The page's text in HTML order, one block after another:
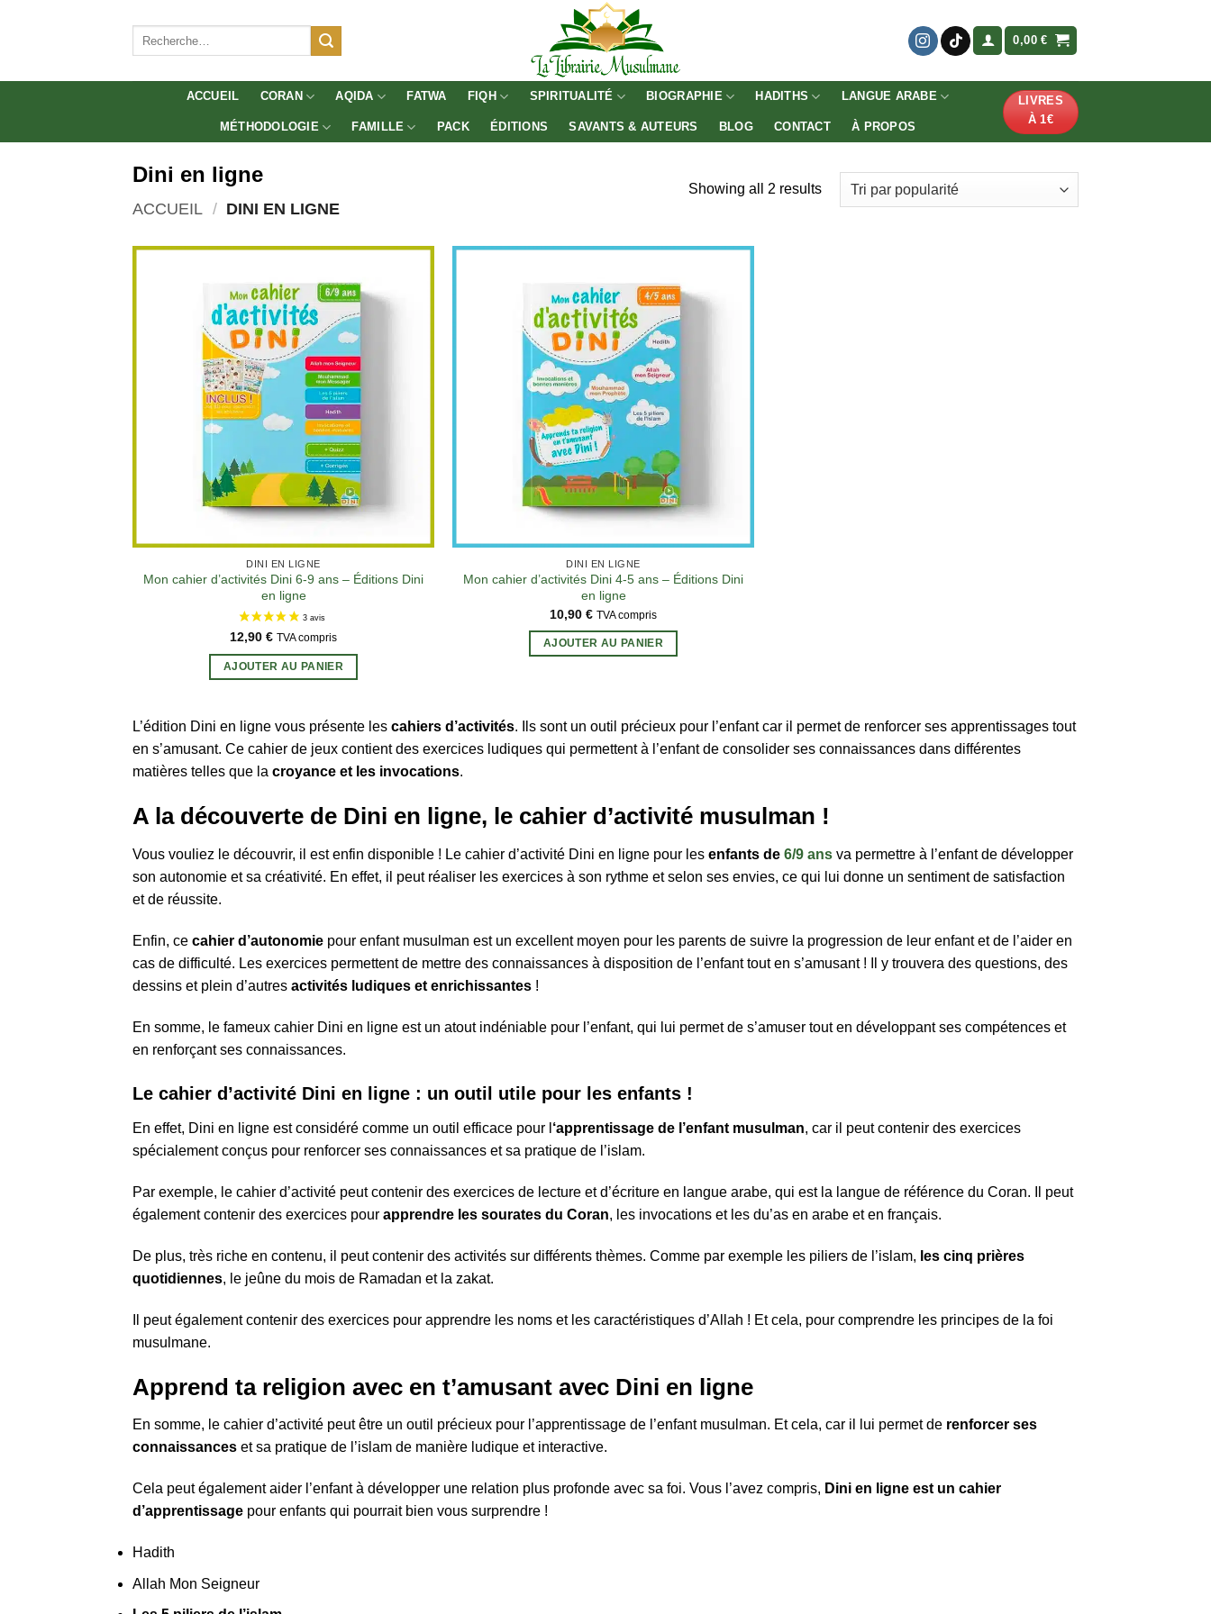
0,00€
ACCUEIL CORAN AQIDA FATWA FIQH SPIRITUALITÉ BIOGRAPHIE HADITHS LANGUE ARABE
MÉTHODOLOGIE FAMILLE PACK ÉDITIONS SAVANTS & AUTEURS BLOG CONTACT À PROPOS
LIVRES
À 1€
Dini en ligne
ACCUEIL / DINI EN LIGNE
Showing all 2 results
DINI EN LIGNE
Mon cahier d’activités Dini 6-9 ans – Éditions Dini
en ligne
12,90 € TVA compris
AJOUTER AU PANIER
DINI EN LIGNE
Mon cahier d’activités Dini 4-5 ans – Éditions Dini
en ligne
10,90 € TVA compris
AJOUTER AU PANIER
L’édition Dini en ligne vous présente les cahiers d’activités. Ils sont un outil précieux pour l’enfant car il permet de renforcer ses apprentissages tout
en s’amusant. Ce cahier de jeux contient des exercices ludiques qui permettent à l’enfant de consolider ses connaissances dans différentes
matières telles que la croyance et les invocations.
A la découverte de Dini en ligne, le cahier d’activité musulman !
Vous vouliez le découvrir, il est enfin disponible ! Le cahier d’activité Dini en ligne pour les enfants de 6/9 ans va permettre à l’enfant de développer
son autonomie et sa créativité. En effet, il peut réaliser les exercices à son rythme et selon ses envies, ce qui lui donne un sentiment de satisfaction
et de réussite.
Enfin, ce cahier d’autonomie pour enfant musulman est un excellent moyen pour les parents de suivre la progression de leur enfant et de l’aider en
cas de difficulté. Les exercices permettent de mettre des connaissances à disposition de l’enfant tout en s’amusant ! Il y trouvera des questions, des
dessins et plein d’autres activités ludiques et enrichissantes !
En somme, le fameux cahier Dini en ligne est un atout indéniable pour l’enfant, qui lui permet de s’amuser tout en développant ses compétences et
en renforçant ses connaissances.
Le cahier d’activité Dini en ligne : un outil utile pour les enfants !
En effet, Dini en ligne est considéré comme un outil efficace pour l ‘apprentissage de l’enfant musulman, car il peut contenir des exercices
spécialement conçus pour renforcer ses connaissances et sa pratique de l’islam.
Par exemple, le cahier d’activité peut contenir des exercices de lecture et d’écriture en langue arabe, qui est la langue de référence du Coran. Il peut
également contenir des exercices pour apprendre les sourates du Coran, les invocations et les du’as en arabe et en français.
De plus, très riche en contenu, il peut contenir des activités sur différents thèmes. Comme par exemple les piliers de l’islam, les cinq prières
quotidiennes, le jeûne du mois de Ramadan et la zakat.
Il peut également contenir des exercices pour apprendre les noms et les caractéristiques d’Allah ! Et cela, pour comprendre les principes de la foi
musulmane.
Apprend ta religion avec en t’amusant avec Dini en ligne
En somme, le cahier d’activité peut être un outil précieux pour l’apprentissage de l’enfant musulman. Et cela, car il lui permet de renforcer ses
connaissances et sa pratique de l’islam de manière ludique et interactive.
Cela peut également aider l’enfant à développer une relation plus profonde avec sa foi. Vous l’avez compris, Dini en ligne est un cahier
d’apprentissage pour enfants qui pourrait bien vous surprendre !
Hadith
Allah Mon Seigneur